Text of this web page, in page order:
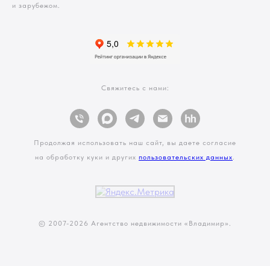
и зарубежом.
Свяжитесь с нами:
Продолжая использовать наш сайт, вы даете согласие
на обработку куки и других пользовательских данных.
© 2007-2026 Агентство недвижимости «Владимир».